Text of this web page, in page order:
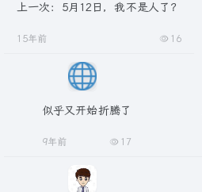
上一次：5月12日，我不是人了？
15年前 16
似乎又开始折腾了
9年前 17